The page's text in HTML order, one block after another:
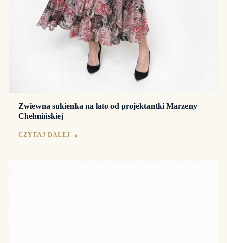
Zwiewna sukienka na lato od projektantki Marzeny
Chełmińskiej
CZYTAJ DALEJ